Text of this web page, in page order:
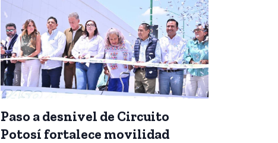
Paso a desnivel de Circuito
Potosí fortalece movilidad